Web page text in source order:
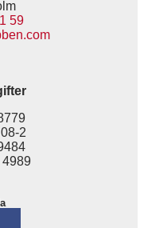
59
2
4989